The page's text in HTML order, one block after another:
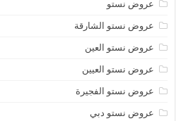
عروض نستو
عروض نستو الشارقة
عروض نستو العين
عروض نستو العيين
عروض نستو الفجيرة
عروض نستو دبي